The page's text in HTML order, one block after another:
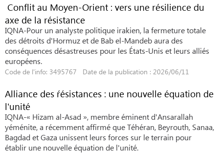
Conflit au Moyen-Orient : vers une résilience du
axe de la résistance
IQNA-Pour un analyste politique irakien, la fermeture totale
des détroits d'Hormuz et de Bab el-Mandeb aura des
conséquences désastreuses pour les États-Unis et leurs alliés
européens.
Code de l'info: 3495767 Date de la publication : 2026/06/11
Alliance des ŕésistances : une nouvelle équation de
l'unité
IQNA-« Hizam al-Asad », membre éminent d'Ansarallah
yéménite, a récemment affirmé que Téhéran, Beyrouth, Sanaa,
Bagdad et Gaza unissent leurs forces sur le terrain pour
établir une nouvelle équation de l'unité.